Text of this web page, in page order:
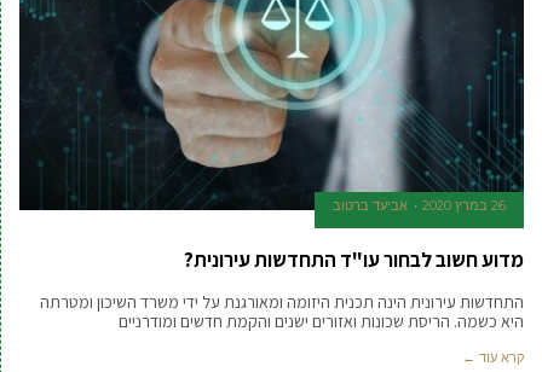
26 במרץ 2020 אביעד ברטוב
מדוע חשוב לבחור עו"ד התחדשות עירונית?
התחדשות עירונית הינה תכנית היזומה ומאורגנת על ידי משרד השיכון ומטרתה
היא כשמה. הריסת שכונות ואזורים ישנים והקמת חדשים ומודרניים
קרא עוד ←